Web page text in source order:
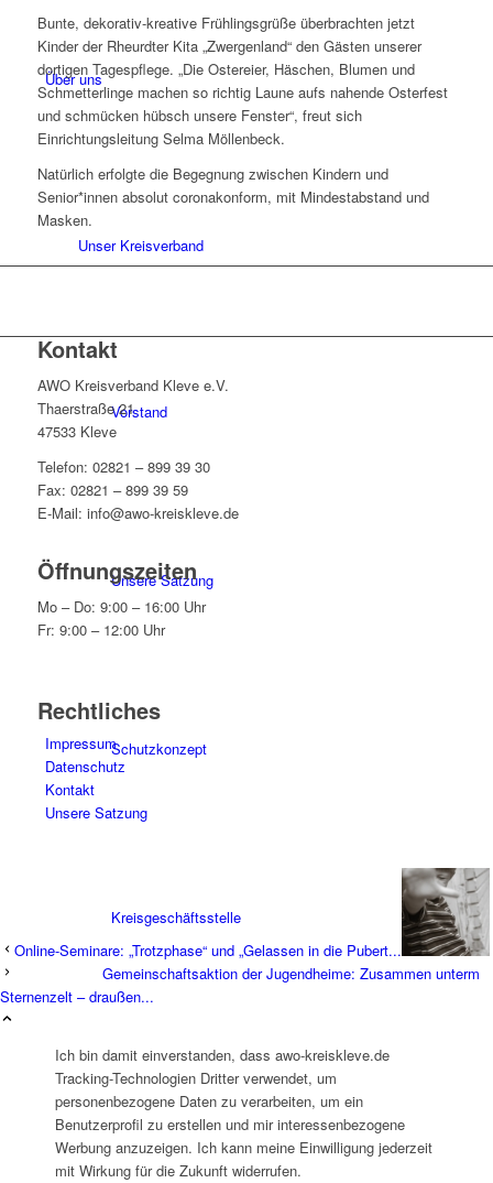
Über uns
Unser Kreisverband
Vorstand
Unsere Satzung
Schutzkonzept
Kreisgeschäftsstelle
Historie
Bunte, dekorativ-kreative Frühlingsgrüße überbrachten jetzt
Kinder der Rheurdter Kita „Zwergenland“ den Gästen unserer
dortigen Tagespflege. „Die Ostereier, Häschen, Blumen und
Schmetterlinge machen so richtig Laune aufs nahende Osterfest
und schmücken hübsch unsere Fenster“, freut sich
Einrichtungsleitung Selma Möllenbeck.
Natürlich erfolgte die Begegnung zwischen Kindern und
Senior*innen absolut coronakonform, mit Mindestabstand und
Masken.
Kontakt
AWO Kreisverband Kleve e.V.
Thaerstraße 21
47533 Kleve
Telefon: 02821 – 899 39 30
Fax: 02821 – 899 39 59
E-Mail: info@awo-kreiskleve.de
Öffnungszeiten
Mo – Do: 9:00 – 16:00 Uhr
Fr: 9:00 – 12:00 Uhr
Rechtliches
Impressum
Datenschutz
Kontakt
Unsere Satzung
Online-Seminare: „Trotzphase“ und „Gelassen in die Pubert...
Gemeinschaftsaktion der Jugendheime: Zusammen unterm
Sternenzelt – draußen...
Ich bin damit einverstanden, dass awo-kreiskleve.de
Tracking-Technologien Dritter verwendet, um
personenbezogene Daten zu verarbeiten, um ein
Benutzerprofil zu erstellen und mir interessenbezogene
Werbung anzuzeigen. Ich kann meine Einwilligung jederzeit
mit Wirkung für die Zukunft widerrufen.